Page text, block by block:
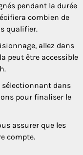
pendant la durée
combien de
qualifier.
allez dans
peut être accessible
sélectionnant dans
pour finaliser le
assurer que les
compte.